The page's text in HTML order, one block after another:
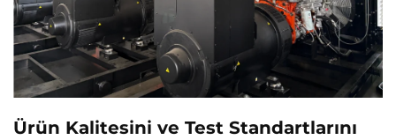
Ürün Kalitesini ve Test Standartlarını